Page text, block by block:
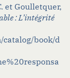
et Goulletquer,
: L’intégrité
catalog/book/d